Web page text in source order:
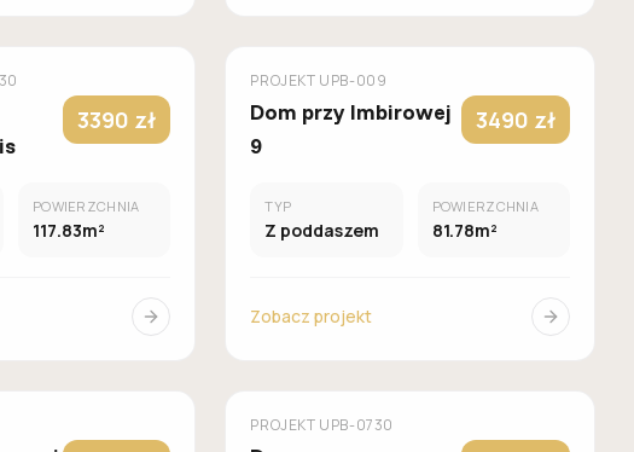
3390 zł
POWIERZCHNIA
117.83m²
GALERIA DOMÓW
PROJEKT UPB-009
Dom przy Imbirowej
9
3490 zł
TYP
Z poddaszem
POWIERZCHNIA
81.78m²
Zobacz projekt
GALERIA DOMÓW
PROJEKT UPB-0730